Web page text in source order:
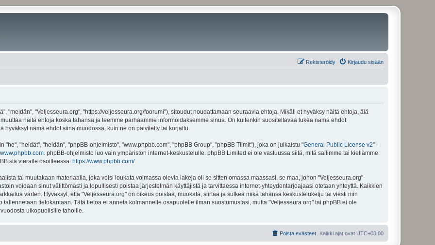
Kirjaudu sisään
Rekisteröidy
"meidän", "Veljesseura.org", "https://veljesseura.org/foorumi"), sitoudut noudattamaan seuraavia ehtoja. Mikäli et hyväksy näitä ehtoja, älä
näitä ehtoja koska tahansa ja teemme parhaamme informoidaksemme sinua. On kuitenkin suositeltavaa lukea nämä ehdot
nämä ehdot siinä muodossa, kuin ne on päivitetty tai korjattu.
"heidät", "heidän", "phpBB-ohjelmisto", "www.phpbb.com", "phpBB Group", "phpBB Tiimit"), joka on julkaistu "General Public License v2" -
www.phpbb.com . phpBB-ohjelmisto luo vain ympäristön internet-keskustelulle. phpBB Limited ei ole vastuussa siitä, mitä sallimme tai kiellämme
vieraile osoitteessa: https://www.phpbb.com/.
tai muutakaan materiaalia, joka voisi loukata voimassa olevia lakeja oli se sitten omassa maassasi, se maa, johon "Veljesseura.org"-
voidaan sinut välittömästi ja lopullisesti poistaa järjestelmän käyttäjistä ja tarvittaessa internet-yhteydentarjoajaasi otetaan yhteyttä. Kaikkien
varten. Hyväksyt, että "Veljesseura.org" on oikeus poistaa, muokata, siirtää ja sulkea mikä tahansa keskusteluketju tai viesti niin
tietokantaan. Tätä tietoa ei anneta kolmannelle osapuolelle ilman suostumustasi, mutta "Veljesseura.org" tai phpBB ei ole
ulkopuolisille tahoille.
Kaikki ajat ovat UTC+03:00
Poista evästeet